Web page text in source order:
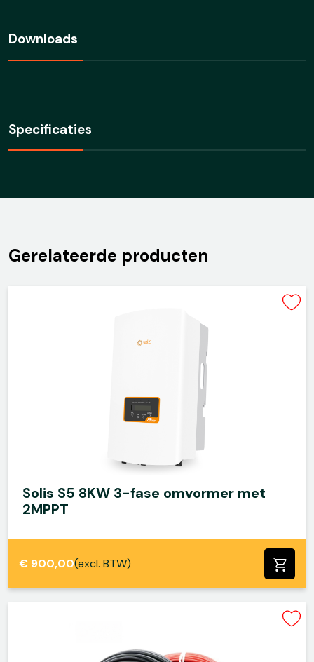
Downloads
Specificaties
Gerelateerde producten
Solis S5 8KW 3-fase omvormer met
2MPPT
€ 900,00(excl. BTW)